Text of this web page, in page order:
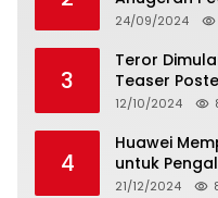
Berkarya,
24/09/2024
3
Teror
Teaser
Tayang di
12/10/2024
4
Huawei
untuk
dengan
21/12/2024